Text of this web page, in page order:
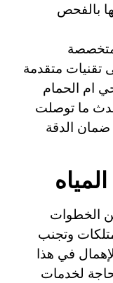
بالفحص
تقنيات متقدمة
ام الحمام
ما توصلت
ضمان الدقة
الخطوات
وتجنب
في هذا
لخدمات